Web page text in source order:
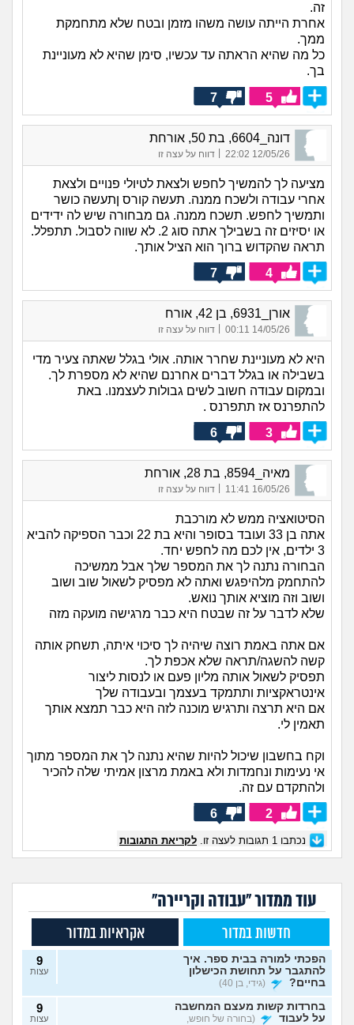
זה.
אחרת הייתה עושה משהו מזמן ובטח שלא מתחמקת
ממך.
כל מה שהיא הראתה עד עכשיו, סימן שהיא לא מעוניינת
בך.
5
7
דונה_6604, בת 50, אורחת
12/05/26 22:02
| דווח על עצה זו
מציעה לך להמשיך לחפש ולצאת לטיולי פנויים ולצאת
אחרי עבודה ולשכח ממנה. תעשה קורס ןתעשה כושר
ותמשיך לחפש. תשכח ממנה. גם מבחורה שיש לה ידידים
או יסיזים זה בשבילך אתה סוג 2. לא שווה לסבול. תתפלל.
תראה שהקדוש ברוך הוא הציל אותך.
4
7
אורן_6931, בן 42, אורח
14/05/26 00:11
| דווח על עצה זו
היא לא מעוניינת שחרר אותה. אולי בגלל שאתה צעיר מדי
בשבילה או בגלל דברים אחרנם שהיא לא מספרת לך.
ובמקום עבודה חשוב לשים גבולות לעצמנו. באת
להתפרנס אז תתפרנס .
3
6
מאיה_8594, בת 28, אורחת
16/05/26 11:41 דווח על עצה זו
הסיטואציה ממש לא מורכבת
אתה בן 33 ועובד בסופר והיא בת 22 וכבר הספיקה להביא
3 ילדים, אין לכם מה לחפש יחד.
הבחורה נתנה לך את המספר שלך אבל ממשיכה
להתחמק מלהיפגש ואתה לא מפסיק לשאול שוב ושוב
ושוב וזה מוציא אותך נואש.
שלא לדבר על זה שבטח היא כבר מרגישה מועקה מזה
אם אתה באמת רוצה שיהיה לך סיכוי איתה, תשחק אותה
קשה להשגה/תראה שלא אכפת לך.
תפסיק לשאול אותה מליון פעם או לנסות ליצור
אינטראקציות ותתמקד בעצמך ובעבודה שלך
אם היא תרצה ותרגיש מוכנה לזה היא כבר תמצא אותך
תאמין לי.
וקח בחשבון שיכול להיות שהיא נתנה לך את המספר מתוך
אי נעימות ונחמדות ולא באמת מרצון אמיתי שלה להכיר
ולהתקדם עם זה.
2
6
נכתבו 1 תגובות לעצה זו. לקריאת התגובות
עוד ממדור "עבודה וקריירה"
חדשות במדור אקראיות במדור
הפכתי למורה בבית ספר. איך
להתגבר על תחושת הכישלון
בחיים?
(גידי, בן 40)
9
עצות
בחרדות קשות מעצם המחשבה
על לעבוד
(בחורה של חופש,
9
עצות